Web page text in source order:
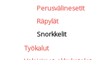
Perusvälinesetit
Räpylät
Snorkkelit
Työkalut